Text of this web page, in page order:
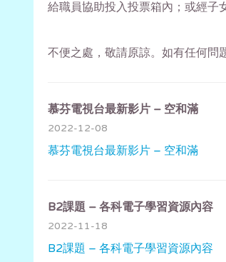
給職員協助投入投票箱內；或經子
不便之處，敬請原諒。如有任何問
慕芬電視台最新影片 – 空和滿
2022-12-08
慕芬電視台最新影片 – 空和滿
B2課題 – 各科電子學習資源內容
2022-11-18
B2課題 – 各科電子學習資源內容